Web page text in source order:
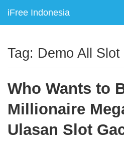
iFree Indonesia
Tag: Demo All Slot
Who Wants to
Millionaire
Ulasan Slot